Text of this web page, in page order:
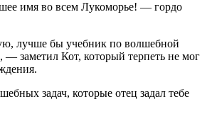
имя во всем Лукоморье! — гордо
лучше бы учебник по волшебной
— заметил Кот, который терпеть не мог
задач, которые отец задал тебе